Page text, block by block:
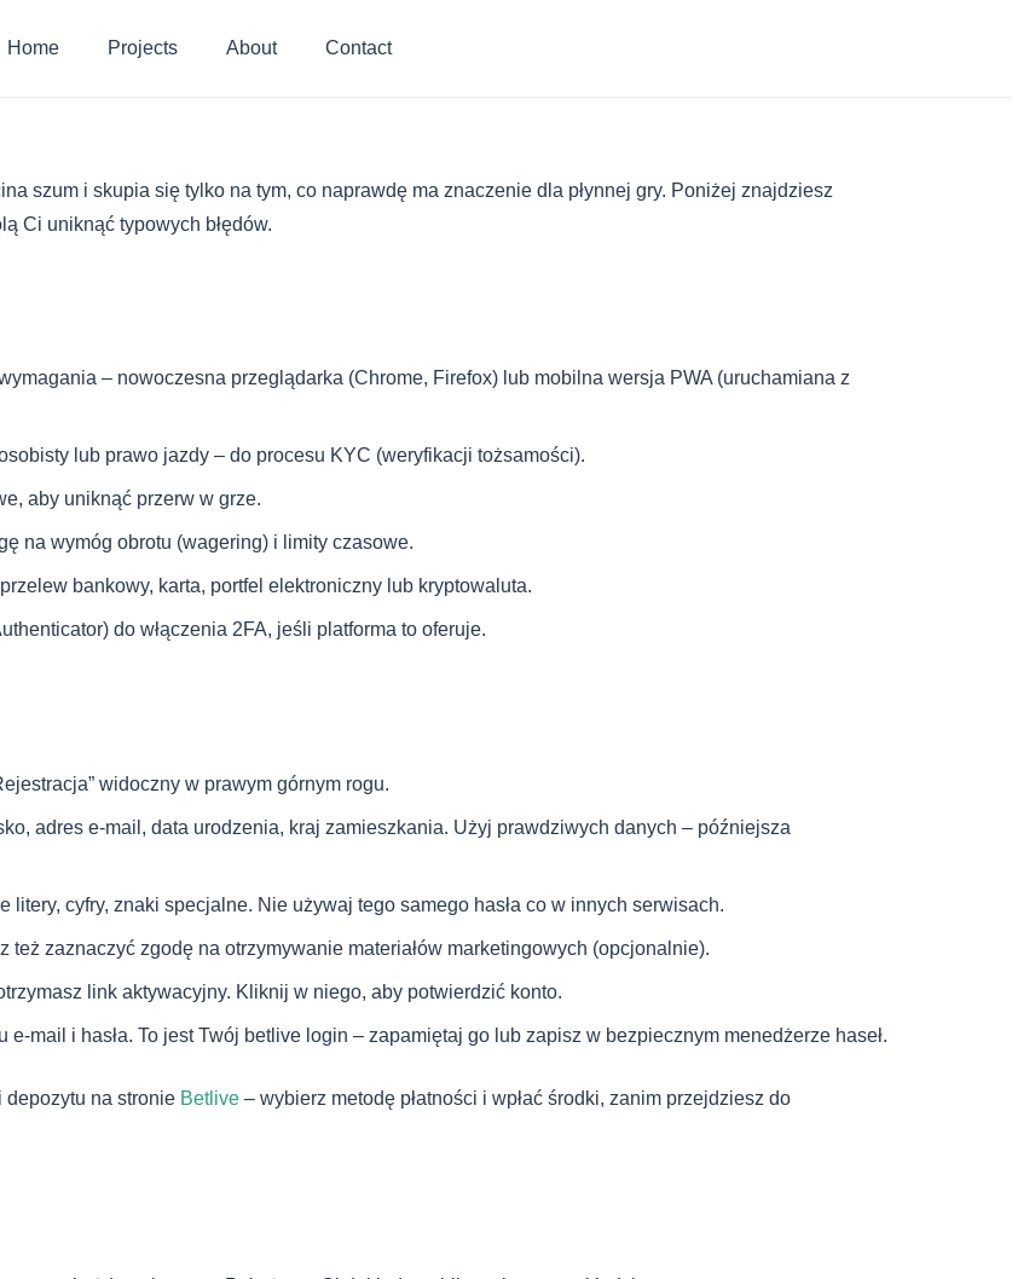
Home Projects About Contact
szum i skupia się tylko na tym, co naprawdę ma znaczenie dla płynnej gry. Poniżej znajdziesz
Ci uniknąć typowych błędów.
– nowoczesna przeglądarka (Chrome, Firefox) lub mobilna wersja PWA (uruchamiana z
lub prawo jazdy – do procesu KYC (weryfikacji tożsamości).
aby uniknąć przerw w grze.
na wymóg obrotu (wagering) i limity czasowe.
bankowy, karta, portfel elektroniczny lub kryptowaluta.
do włączenia 2FA, jeśli platforma to oferuje.
widoczny w prawym górnym rogu.
adres e-mail, data urodzenia, kraj zamieszkania. Użyj prawdziwych danych – późniejsza
litery, cyfry, znaki specjalne. Nie używaj tego samego hasła co w innych serwisach.
zaznaczyć zgodę na otrzymywanie materiałów marketingowych (opcjonalnie).
link aktywacyjny. Kliknij w niego, aby potwierdzić konto.
mail i hasła. To jest Twój betlive login – zapamiętaj go lub zapisz w bezpiecznym menedżerze haseł.
depozytu na stronie Betlive – wybierz metodę płatności i wpłać środki, zanim przejdziesz do